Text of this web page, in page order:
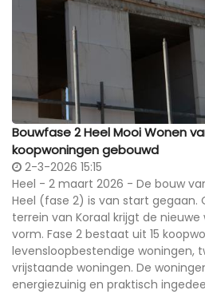
Bouwfase 2 Heel Mooi Wonen
koopwoningen gebouwd
2-3-2026 15:15
Heel - 2 maart 2026 - De bouw
Heel (fase 2) is van start gegaan.
terrein van Koraal krijgt de
vorm. Fase 2 bestaat uit 15
levensloopbestendige woningen,
vrijstaande woningen. De
energiezuinig en praktisch